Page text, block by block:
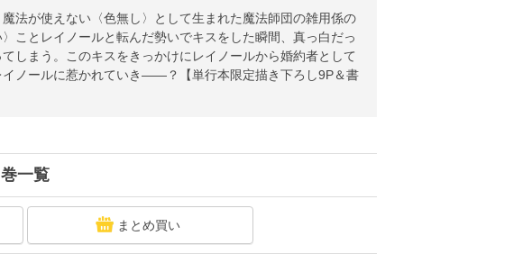
法が使えない〈色無し〉として生まれた魔法師団の雑用係の
ことレイノールと転んだ勢いでキスをした瞬間、真っ白だっ
しまう。このキスをきっかけにレイノールから婚約者として
ノールに惹かれていき――？【単行本限定描き下ろし9P＆書
巻一覧
まとめ買い